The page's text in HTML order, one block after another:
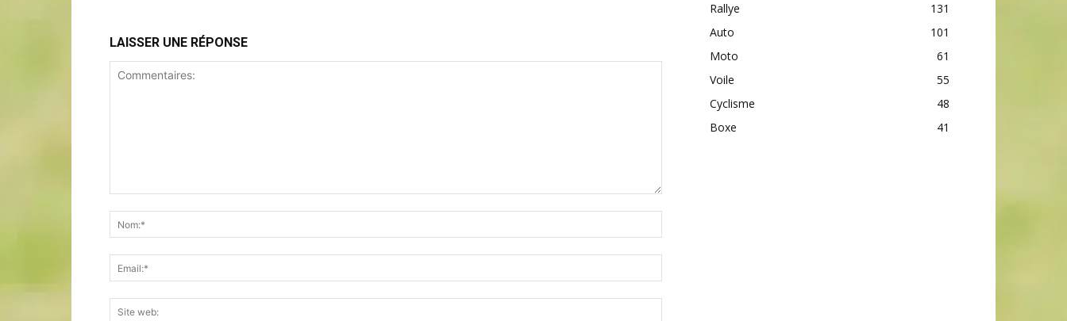
LAISSER UNE RÉPONSE
Rallye
131
Auto
101
Moto
61
Voile
55
Cyclisme
48
Boxe
41